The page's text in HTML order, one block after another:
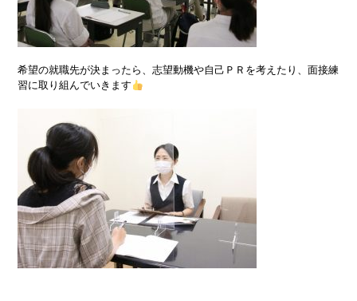
希望の就職先が決まったら、志望動機や自己ＰＲを考えたり、面接練
習に取り組んでいきます